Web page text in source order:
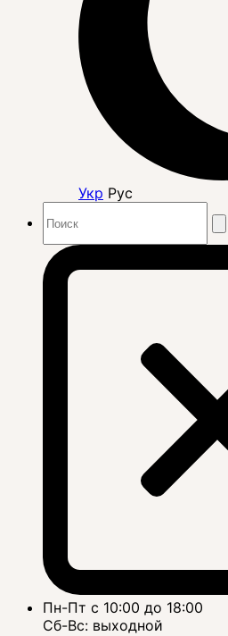
Укр Рус
Пн-Пт с 10:00 до 18:00
Сб-Вс: выходной